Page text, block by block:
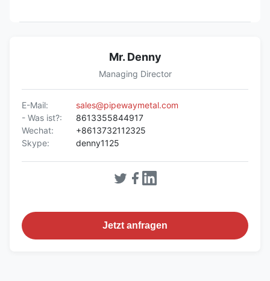
Mr. Denny
Managing Director
E-Mail:
sales@pipewaymetal.com
- Was ist?:
8613355844917
Wechat:
+8613732112325
Skype:
denny1125
Jetzt anfragen